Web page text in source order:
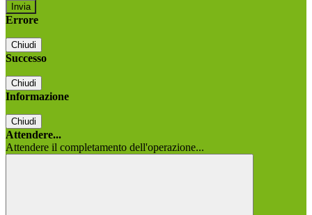
Errore
Chiudi
Successo
Chiudi
Informazione
Chiudi
Attendere...
Attendere il completamento dell'operazione...